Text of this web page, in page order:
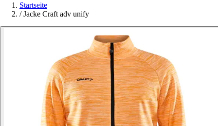
Startseite
/ Jacke Craft adv unify